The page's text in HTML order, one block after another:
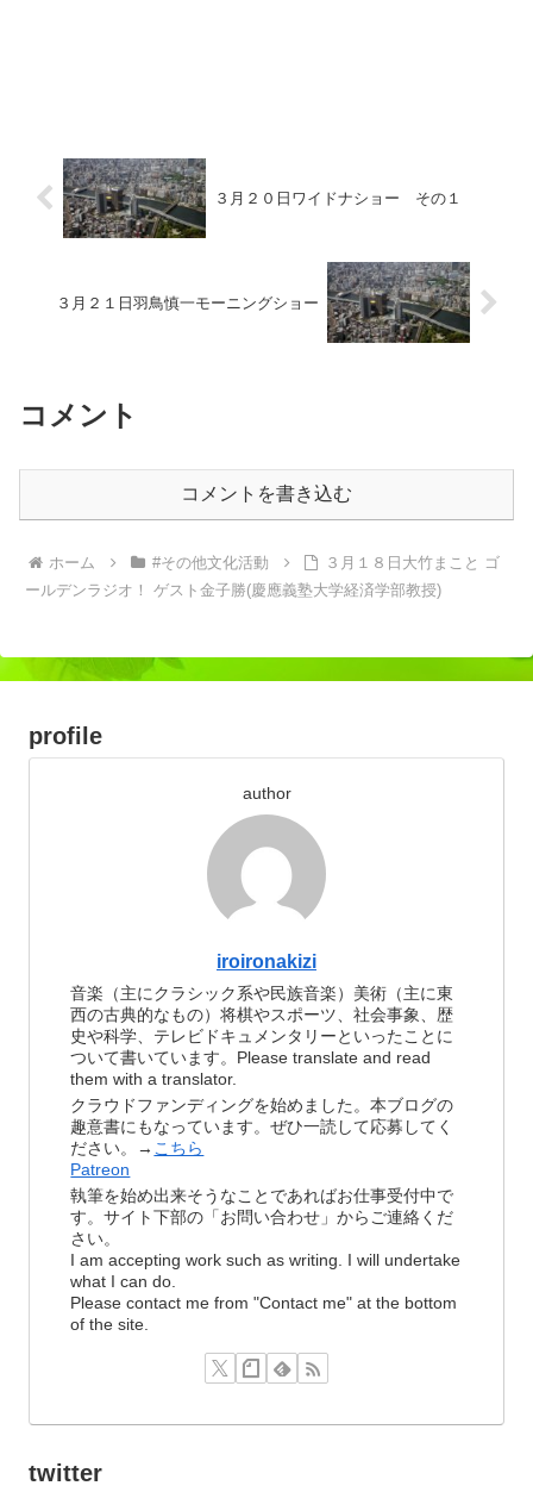
３月２０日ワイドナショー その１
３月２１日羽鳥慎一モーニングショー
コメント
コメントを書き込む
ホーム #その他文化活動
３月１８日大竹まこと ゴ
ールデンラジオ！ ゲスト金子勝(慶應義塾大学経済学部教授)
profile
author
iroironakizi
音楽（主にクラシック系や民族音楽）美術（主に東
西の古典的なもの）将棋やスポーツ、社会事象、歴
史や科学、テレビドキュメンタリーといったことに
ついて書いています。Please translate and read
them with a translator.
クラウドファンディングを始めました。本ブログの
趣意書にもなっています。ぜひ一読して応募してく
ださい。→ こちら
Patreon
執筆を始め出来そうなことであればお仕事受付中で
す。サイト下部の「お問い合わせ」からご連絡くだ
さい。
I am accepting work such as writing. I will undertake
what I can do.
Please contact me from "Contact me" at the bottom
of the site.
twitter